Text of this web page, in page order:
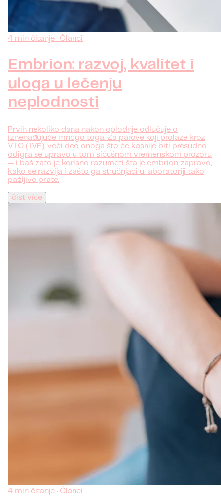
4 min čitanje · Članci
Embrion: razvoj, kvalitet i
uloga u lečenju
neplodnosti
Prvih nekoliko dana nakon oplodnje odlučuje o
iznenađujuće mnogo toga. Za parove koji prolaze kroz
VTO (IVF), veći deo onoga što će kasnije biti presudno
odigra se upravo u tom sićušnom vremenskom prozoru
— i baš zato je korisno razumeti šta je embrion zapravo,
kako se razvija i zašto ga stručnjaci u laboratoriji tako
pažljivo prate.
číst více
4 min čitanje · Članci